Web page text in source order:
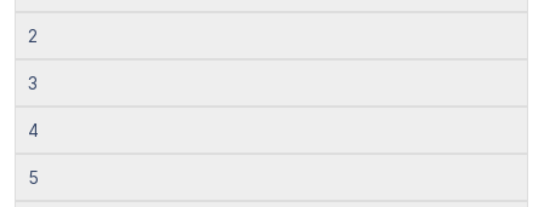
2
3
4
5